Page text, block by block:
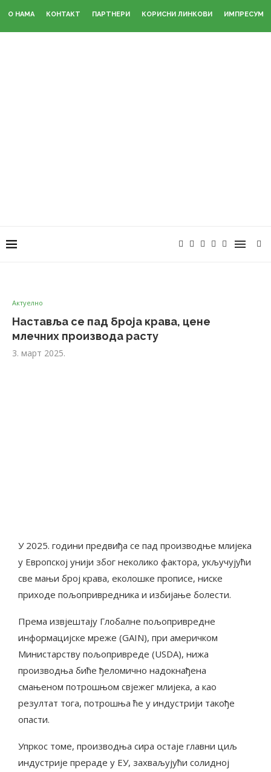
О НАМА КОНТАКТ ПАРТНЕРИ КОРИСНИ ЛИНКОВИ ИМПРЕСУМ
Актуелно
Наставља се пад броја крава, цене
млечних производа расту
3. март 2025.
У 2025. години предвиђа се пад производње млијека
у Европској унији због неколико фактора, укључујући
све мањи број крава, еколошке прописе, ниске
приходе пољопривредника и избијање болести.
Према извјештају Глобалне пољопривредне
информацијске мреже (GAIN), при америчком
Министарству пољопривреде (USDA), нижа
производња биће ђеломично надокнађена
смањеном потрошњом свјежег млијека, а као
резултат тога, потрошња ће у индустрији такође
опасти.
Упркос томе, производња сира остаје главни циљ
индустрије прераде у ЕУ, захваљујући солидној